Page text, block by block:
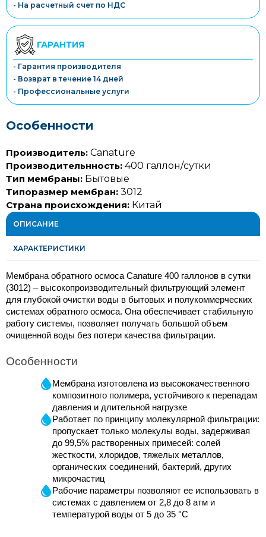
- На расчетный счет по НДС
ГАРАНТИЯ
- Гарантия производителя
- Возврат в течение 14 дней
- Профессиональные услуги
Особенности
Производитель: Canature
Производительнность: 400 галлон/сутки
Тип мембраны: Бытовые
Типоразмер мембран: 3012
Страна происхождения: Китай
ОПИСАНИЕ
ХАРАКТЕРИСТИКИ
Мембрана обратного осмоса Canature 400 галлонов в сутки
(3012) – высокопроизводительный фильтрующий элемент
для глубокой очистки воды в бытовых и полукоммерческих
системах обратного осмоса. Она обеспечивает стабильную
работу системы, позволяет получать большой объем
очищенной воды без потери качества фильтрации.
Особенности
Мембрана изготовлена ​​из высококачественного
композитного полимера, устойчивого к перепадам
давления и длительной нагрузке
Работает по принципу молекулярной фильтрации:
пропускает только молекулы воды, задерживая
до 99,5% растворенных примесей: солей
жесткости, хлоридов, тяжелых металлов,
органических соединений, бактерий, других
микрочастиц
Рабочие параметры позволяют ее использовать в
системах с давлением от 2,8 до 8 атм и
температурой воды от 5 до 35 °C